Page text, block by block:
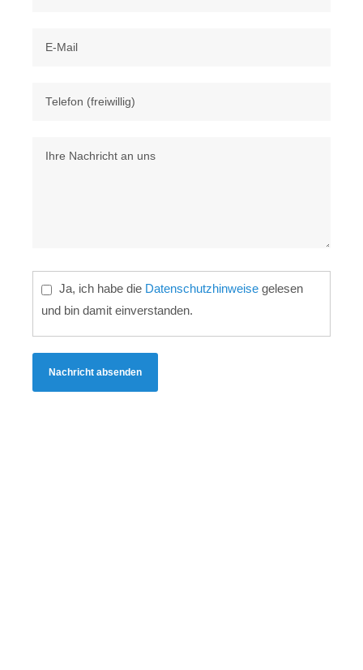
Ja, ich habe die Datenschutzhinweise gelesen
und bin damit einverstanden.
Nachricht absenden